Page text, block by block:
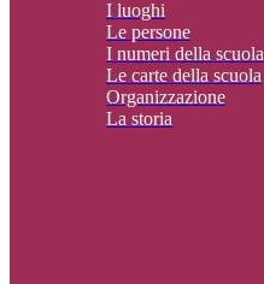
I luoghi
Le persone
I numeri della scuola
Le carte della scuola
Organizzazione
La storia